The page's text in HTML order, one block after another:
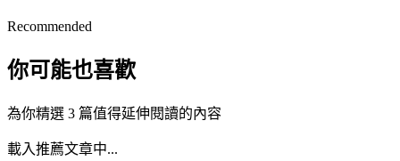
Recommended
你可能也喜歡
為你精選 3 篇值得延伸閱讀的內容
載入推薦文章中...